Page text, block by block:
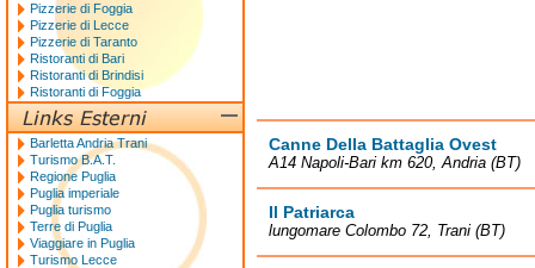
Canne Della Battaglia Ovest
A14 Napoli-Bari km 620, Andria (BT)
Il Patriarca
lungomare Colombo 72, Trani (BT)
Pizzerie di Foggia
Pizzerie di Lecce
Pizzerie di Taranto
Ristoranti di Bari
Ristoranti di Brindisi
Ristoranti di Foggia
Barletta Andria Trani
Turismo B.A.T.
Regione Puglia
Puglia imperiale
Puglia turismo
Terre di Puglia
Viaggiare in Puglia
Turismo Lecce